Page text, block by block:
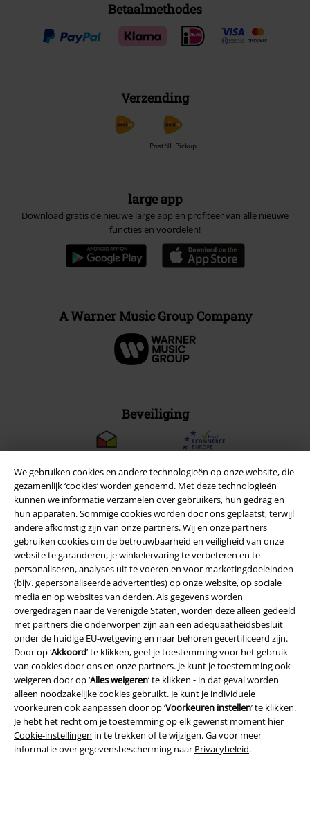
We gebruiken cookies en andere technologieën op onze website, die
gezamenlijk ‘cookies’ worden genoemd. Met deze technologieën
kunnen we informatie verzamelen over gebruikers, hun gedrag en
hun apparaten. Sommige cookies worden door ons geplaatst, terwijl
andere afkomstig zijn van onze partners. Wij en onze partners
gebruiken cookies om de betrouwbaarheid en veiligheid van onze
website te garanderen, je winkelervaring te verbeteren en te
personaliseren, analyses uit te voeren en voor marketingdoeleinden
(bijv. gepersonaliseerde advertenties) op onze website, op sociale
media en op websites van derden. Als gegevens worden
overgedragen naar de Verenigde Staten, worden deze alleen gedeeld
met partners die onderworpen zijn aan een adequaatheidsbesluit
onder de huidige EU-wetgeving en naar behoren gecertificeerd zijn.
Door op ‘Akkoord’ te klikken, geef je toestemming voor het gebruik
van cookies door ons en onze partners. Je kunt je toestemming ook
weigeren door op ‘Alles weigeren’ te klikken - in dat geval worden
alleen noodzakelijke cookies gebruikt. Je kunt je individuele
voorkeuren ook aanpassen door op ‘Voorkeuren instellen’ te klikken.
Je hebt het recht om je toestemming op elk gewenst moment hier
Cookie-instellingen in te trekken of te wijzigen. Ga voor meer
informatie over gegevensbescherming naar Privacybeleid.
Betaalmethodes
Verzending
PostNL Pickup
large app
Download gratis de nieuwe large app en profiteer van alle nieuwe
functies en voordelen!
A Warner Music Group Company
Beveiliging
Legal
Algemene Voorwaarden
Bedrijfsgegevens
Privacyverklaring
Verklaring van conformiteit